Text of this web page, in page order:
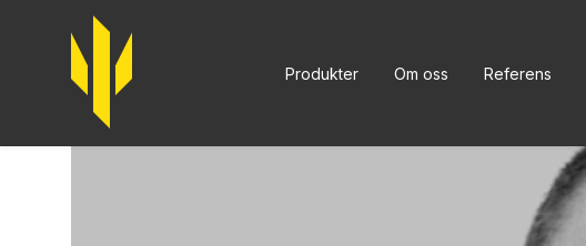
Produkter Om oss Referens